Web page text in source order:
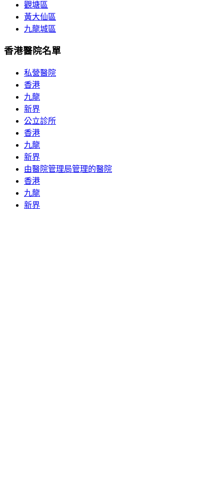
觀塘區
黃大仙區
九龍城區
香港醫院名單
私營醫院
香港
九龍
新界
公立診所
香港
九龍
新界
由醫院管理局管理的醫院
香港
九龍
新界